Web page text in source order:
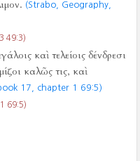
(Strabo, Geography,
49:3)
καὶ τελείοις δένδρεσι
καλῶς τις, καὶ
17, chapter 1 69:5)
69:5)